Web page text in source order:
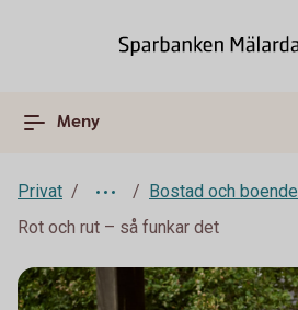
Meny
Privat
Bostad och boende
Rot och rut – så funkar det